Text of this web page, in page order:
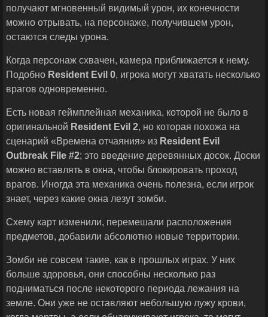
получают мгновенный видимый урон, их конечности
можно отрывать, на персонаже, получившем урон,
остаются следы урона.
Когда персонаж схвачен, камера приближается к нему.
Подобно Resident Evil 0, игрока могут хватать несколько
врагов одновременно.
Есть новая геймплейная механика, которой не было в
оригинальной Resident Evil 2, но которая похожа на
сценарий «Времена отчаяния» из Resident Evil
Outbreak File #2; это введение деревянных досок. Доски
можно вставлять в окна, чтобы блокировать проход
врагов. Иногда эта механика очень полезна, если игрок
знает, через какие окна лезут зомби.
Схему карт изменили, перемешали расположения
предметов, добавили абсолютно новые территории.
Зомби не совсем такие, как в прошлых играх. У них
больше здоровья, они способны несколько раз
подниматься после некоторого периода лежания на
земле. Они уже не оставляют небольшую лужу крови,